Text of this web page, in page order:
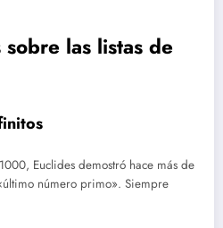
las listas de
Euclides demostró hace más de
número primo». Siempre